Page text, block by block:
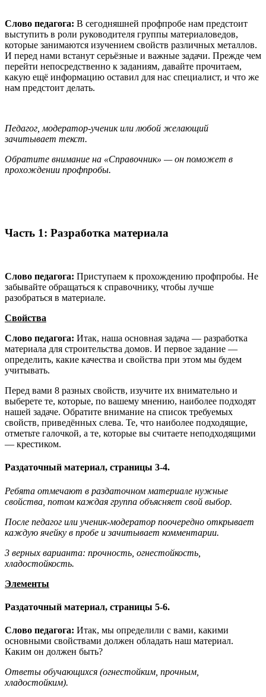
Слово педагога: В сегодняшней профпробе нам предстоит
выступить в роли руководителя группы материаловедов,
которые занимаются изучением свойств различных металлов.
И перед нами встанут серьёзные и важные задачи. Прежде чем
перейти непосредственно к заданиям, давайте прочитаем,
какую ещё информацию оставил для нас специалист, и что же
нам предстоит делать.
Педагог, модератор-ученик или любой желающий
зачитывает текст.
Обратите внимание на «Справочник» — он поможет в
прохождении профпробы.
Часть 1: Разработка материала
Слово педагога: Приступаем к прохождению профпробы. Не
забывайте обращаться к справочнику, чтобы лучше
разобраться в материале.
Свойства
Слово педагога: Итак, наша основная задача — разработка
материала для строительства домов. И первое задание —
определить, какие качества и свойства при этом мы будем
учитывать.
Перед вами 8 разных свойств, изучите их внимательно и
выберете те, которые, по вашему мнению, наиболее подходят
нашей задаче. Обратите внимание на список требуемых
свойств, приведённых слева. Те, что наиболее подходящие,
отметьте галочкой, а те, которые вы считаете неподходящими
— крестиком.
Раздаточный материал, страницы 3-4.
Ребята отмечают в раздаточном материале нужные
свойства, потом каждая группа объясняет свой выбор.
После педагог или ученик-модератор поочередно открывает
каждую ячейку в пробе и зачитывает комментарии.
3 верных варианта: прочность, огнестойкость,
хладостойкость.
Элементы
Раздаточный материал, страницы 5-6.
Слово педагога: Итак, мы определили с вами, какими
основными свойствами должен обладать наш материал.
Каким он должен быть?
Ответы обучающихся (огнестойким, прочным,
хладостойким).